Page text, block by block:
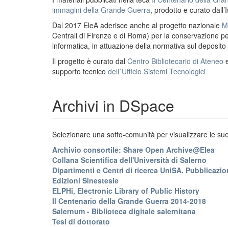
immagini della Grande Guerra, prodotto e curato
Dal 2017 EleA aderisce anche al progetto nazionale
Centrali di Firenze e di Roma) per la conservazione
informatica, in attuazione della normativa sul
Il progetto è curato dal Centro Bibliotecario di Ateneo
supporto tecnico dell´Ufficio Sistemi Tecnologici
Archivi in DSpace
Selezionare una sotto-comunità per visualizzare le
Archivio consortile: Share Open Archive@Elea
Collana Scientifica dell'Università di Salerno
Dipartimenti e Centri di ricerca UniSA.
Edizioni Sinestesie
ELPHi, Electronic Library of Public History
Il Centenario della Grande Guerra 2014-2018
Salernum - Biblioteca digitale salernitana
Tesi di dottorato